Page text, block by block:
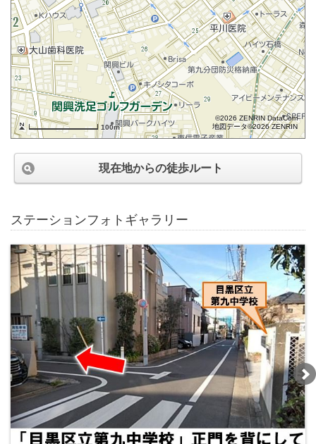
100m
©2026 ZENRIN DataCom
地図データ©2026 ZENRIN
現在地からの徒歩ルート
ステーションフォトギャラリー